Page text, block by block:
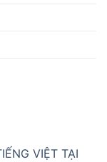
VIỆT TẠI